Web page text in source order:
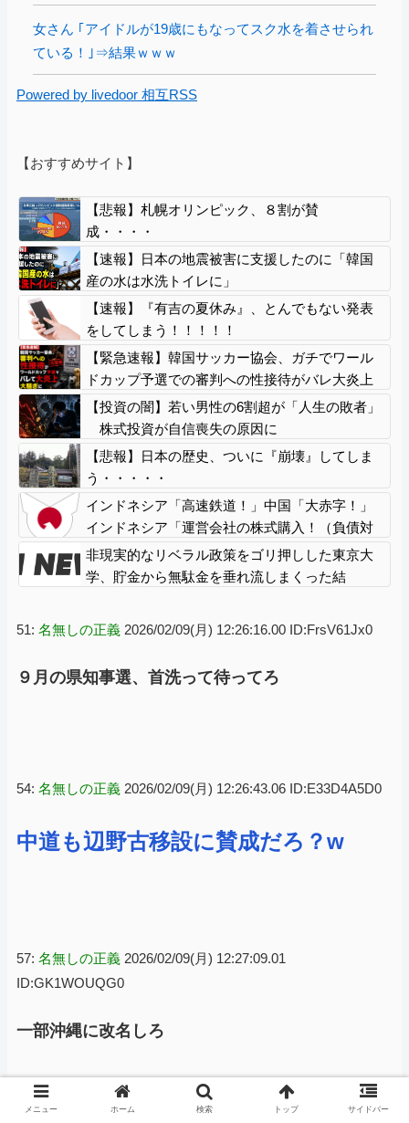
女さん ｢アイドルが19歳にもなってスク水を着させられ
ている！｣⇒結果ｗｗｗ
Powered by livedoor 相互RSS
【おすすめサイト】
【悲報】札幌オリンピック、８割が賛
成・・・・
【速報】日本の地震被害に支援したのに「韓国
産の水は水洗トイレに」
【速報】『有吉の夏休み』、とんでもない発表
をしてしまう！！！！！
【緊急速報】韓国サッカー協会、ガチでワール
ドカップ予選での審判への性接待がバレ大炎上
大騒ぎに
【投資の闇】若い男性の6割超が「人生の敗者」
株式投資が自信喪失の原因に
【悲報】日本の歴史、ついに『崩壊』してしま
う・・・・・
インドネシア「高速鉄道！」中国「大赤字！」
インドネシア「運営会社の株式購入！（負債対
策」中国「はい（巨額負債」インドネシア「700
km延伸計画！（実質中止」→
非現実的なリベラル政策をゴリ押しした東京大
学、貯金から無駄金を垂れ流しまくった結
51: 名無しの正義 2026/02/09(月) 12:26:16.00 ID:FrsV61Jx0
９月の県知事選、首洗って待ってろ
54: 名無しの正義 2026/02/09(月) 12:26:43.06 ID:E33D4A5D0
中道も辺野古移設に賛成だろ？w
57: 名無しの正義 2026/02/09(月) 12:27:09.01
ID:GK1WOUQG0
一部沖縄に改名しろ
メニュー ホーム 検索 トップ サイドバー